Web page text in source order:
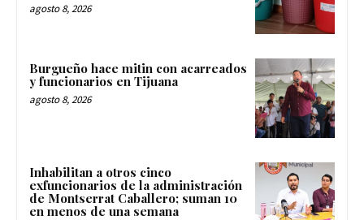
agosto 8, 2026
Burgueño hace mitin con acarreados
y funcionarios en Tijuana
agosto 8, 2026
Inhabilitan a otros cinco
exfuncionarios de la administración
de Montserrat Caballero; suman 10
en menos de una semana